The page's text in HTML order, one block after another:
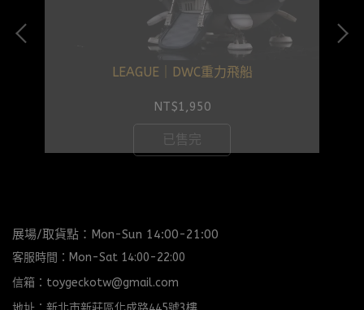
LEAGUE｜DWC重力飛船
NT$1,950
已售完
展場/取貨點：Mon-Sun 14:00-21:00
客服時間：Mon-Sat 14:00-22:00
信箱：toygeckotw@gmail.com